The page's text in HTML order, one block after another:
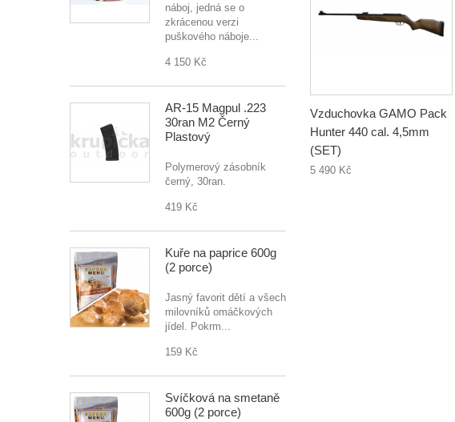
náboj, jedná se o
zkrácenou verzi
puškového náboje...
4 150 Kč
AR-15 Magpul .223
30ran M2 Černý
Plastový
Polymerový zásobník
černý, 30ran.
419 Kč
Kuře na paprice 600g
(2 porce)
Jasný favorit dětí a všech
milovníků omáčkových
jídel. Pokrm...
159 Kč
Svíčková na smetaně
600g (2 porce)
Vzduchovka GAMO Pack
Hunter 440 cal. 4,5mm
(SET)
5 490 Kč